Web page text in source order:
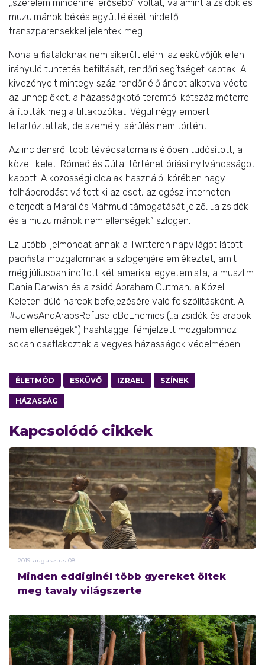
„szerelem mindennél erősebb” voltát, valamint a zsidók és
muzulmánok békés együttélését hirdető
transzparensekkel jelentek meg.
Noha a fiataloknak nem sikerült elérni az esküvőjük ellen
irányuló tüntetés betiltását, rendőri segítséget kaptak. A
kivezényelt mintegy száz rendőr élőláncot alkotva védte
az ünneplőket: a házasságkötő teremtől kétszáz méterre
állították meg a tiltakozókat. Végül négy embert
letartóztattak, de személyi sérülés nem történt.
Az incidensről több tévécsatorna is élőben tudósított, a
közel-keleti Rómeó és Júlia-történet óriási nyilvánosságot
kapott. A közösségi oldalak használói körében nagy
felháborodást váltott ki az eset, az egész interneten
elterjedt a Maral és Mahmud támogatását jelző, „a zsidók
és a muzulmánok nem ellenségek” szlogen.
Ez utóbbi jelmondat annak a Twitteren napvilágot látott
pacifista mozgalomnak a szlogenjére emlékeztet, amit
még júliusban indított két amerikai egyetemista, a muszlim
Dania Darwish és a zsidó Abraham Gutman, a Közel-
Keleten dúló harcok befejezésére való felszólításként. A
#JewsAndArabsRefuseToBeEnemies („a zsidók és arabok
nem ellenségek”) hashtaggel fémjelzett mozgalomhoz
sokan csatlakoztak a vegyes házasságok védelmében.
ÉLETMÓD ESKÜVŐ IZRAEL SZÍNEK
HÁZASSÁG
Kapcsolódó cikkek
2019. augusztus 08.
Minden eddiginél több gyereket öltek
meg tavaly világszerte